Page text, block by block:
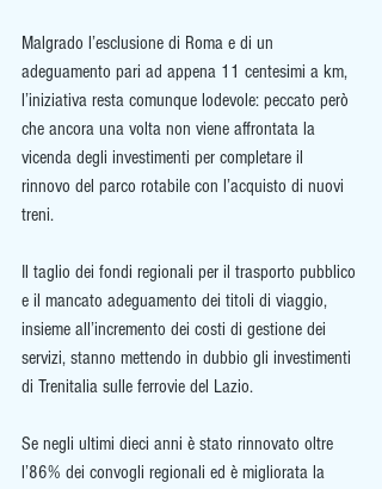
Malgrado l’esclusione di Roma e di un
adeguamento pari ad appena 11 centesimi a km,
l’iniziativa resta comunque lodevole: peccato però
che ancora una volta non viene affrontata la
vicenda degli investimenti per completare il
rinnovo del parco rotabile con l’acquisto di nuovi
treni.
Il taglio dei fondi regionali per il trasporto pubblico
e il mancato adeguamento dei titoli di viaggio,
insieme all’incremento dei costi di gestione dei
servizi, stanno mettendo in dubbio gli investimenti
di Trenitalia sulle ferrovie del Lazio.
Se negli ultimi dieci anni è stato rinnovato oltre
l’86% dei convogli regionali ed è migliorata la